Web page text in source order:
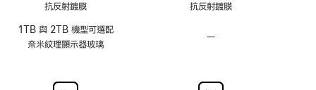
抗反射鍍膜
1TB 與 2TB 機‍型‍可‍選‍配
奈‍米‍紋‍理‍顯‍示器玻璃
術
抗反射鍍膜
—
紋